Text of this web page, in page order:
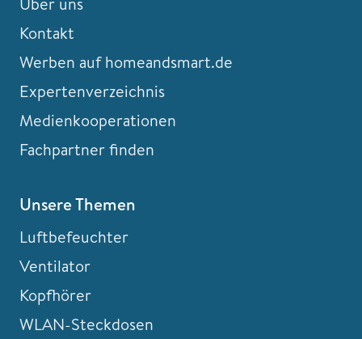
Kontakt
Werben auf homeandsmart.de
Expertenverzeichnis
Medienkooperationen
Fachpartner finden
Unsere Themen
Luftbefeuchter
Ventilator
Kopfhörer
WLAN-Steckdosen